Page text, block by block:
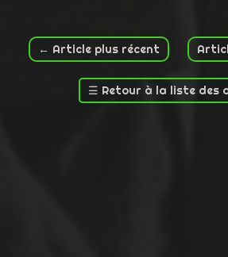
← Article plus récent
☰ Retour à la liste des